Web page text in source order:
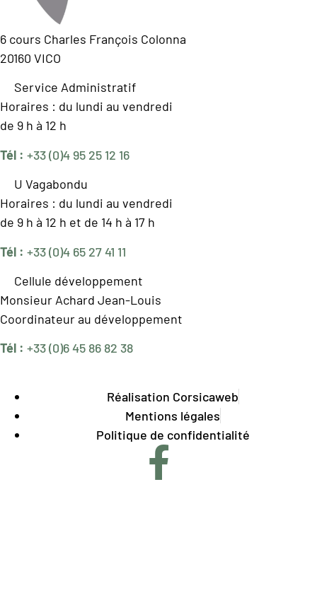
6 cours Charles François Colonna
20160 VICO
Service Administratif
Horaires : du lundi au vendredi
de 9 h à 12 h
Tél : +33 (0)4 95 25 12 16
U Vagabondu
Horaires : du lundi au vendredi
de 9 h à 12 h et de 14 h à 17 h
Tél : +33 (0)4 65 27 41 11
Cellule développement
Monsieur Achard Jean-Louis
Coordinateur au développement
Tél : +33 (0)6 45 86 82 38
Réalisation Corsicaweb
Mentions légales
Politique de confidentialité